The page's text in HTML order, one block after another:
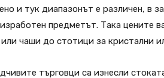
и тук диапазонът е различен, в
предметът. Така цените
чаши до стотици за кристални
търговци са изнесли